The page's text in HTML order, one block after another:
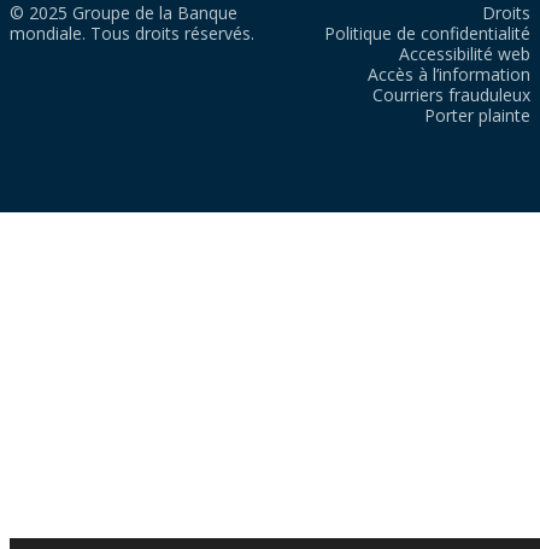
© 2025 Groupe de la Banque
mondiale. Tous droits réservés.
Droits
Politique de confidentialité
Accessibilité web
Accès à l’information
Courriers frauduleux
Porter plainte